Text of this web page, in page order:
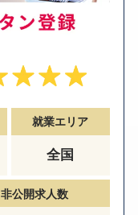
就業エリア
全国
非公開求人数